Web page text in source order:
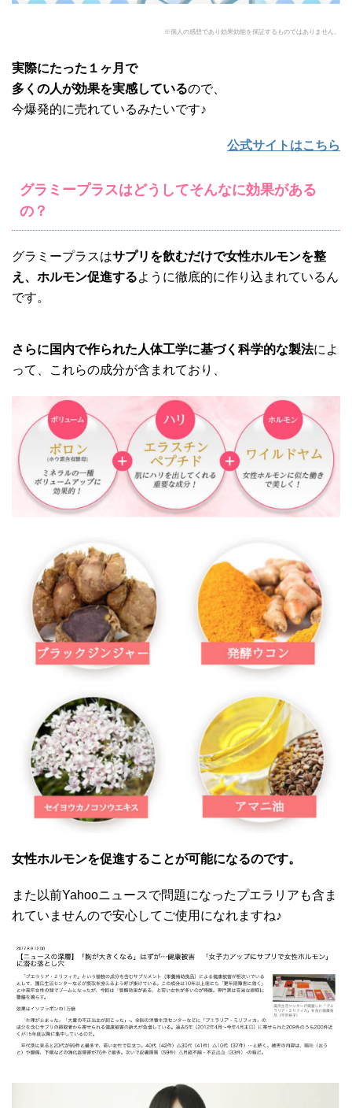
※個人の感想であり効果効能を保証するものではありません。
実際にたった１ヶ月で
多くの人が効果を実感しているので、
今爆発的に売れているみたいです♪
公式サイトはこちら
グラミープラスはどうしてそんなに効果がある
の？
グラミープラスはサプリを飲むだけで女性ホルモンを整
え、ホルモン促進するように徹底的に作り込まれているん
です。
さらに国内で作られた人体工学に基づく科学的な製法によ
って、これらの成分が含まれており、
女性ホルモンを促進することが可能になるのです。
また以前Yahooニュースで問題になったプエラリアも含ま
れていませんので安心してご使用になれますね♪